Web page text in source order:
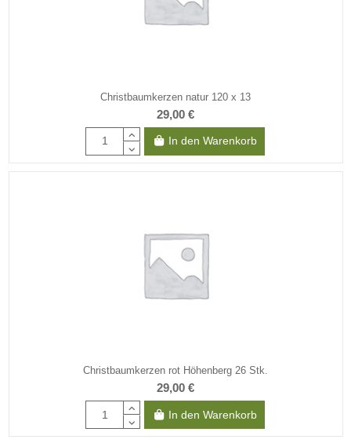
Christbaumkerzen natur 120 x 13
29,00 €
In den Warenkorb
Christbaumkerzen rot Höhenberg 26 Stk.
29,00 €
In den Warenkorb